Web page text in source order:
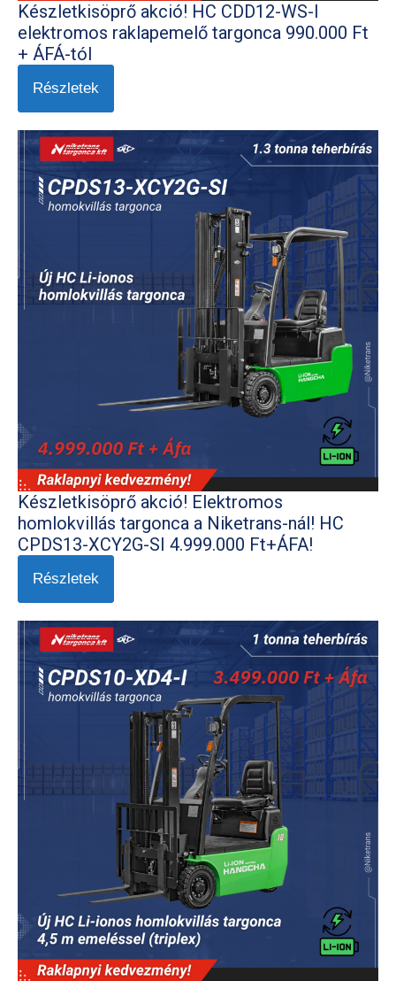
Készletkisöprő akció! HC CDD12-WS-I
elektromos raklapemelő targonca 990.000 Ft
+ ÁFÁ-tól
Részletek
Készletkisöprő akció! Elektromos
homlokvillás targonca a Niketrans-nál! HC
CPDS13-XCY2G-SI 4.999.000 Ft+ÁFA!
Részletek